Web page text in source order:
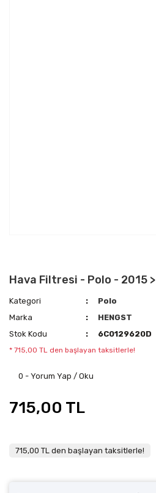
Hava Filtresi - Polo - 2015 >
Kategori
Polo
Marka
HENGST
Stok Kodu
6C0129620D
* 715,00 TL den başlayan taksitlerle!
0 - Yorum Yap / Oku
715,00 TL
715,00 TL den başlayan taksitlerle!